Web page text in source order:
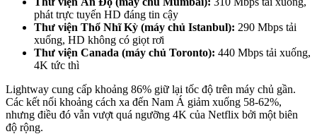
phát trực tuyến HD đáng tin cậy
Thư viện Thổ Nhĩ Kỳ (máy chủ Istanbul): 290 Mbps tải
xuống, HD không có giọt rơi
Thư viện Canada (máy chủ Toronto): 440 Mbps tải xuống,
4K tức thì
Lightway cung cấp khoảng 86% giữ lại tốc độ trên máy chủ gần.
Các kết nối khoảng cách xa đến Nam Á giảm xuống 58-62%,
nhưng điều đó vẫn vượt quá ngưỡng 4K của Netflix bởi một biên
độ rộng.